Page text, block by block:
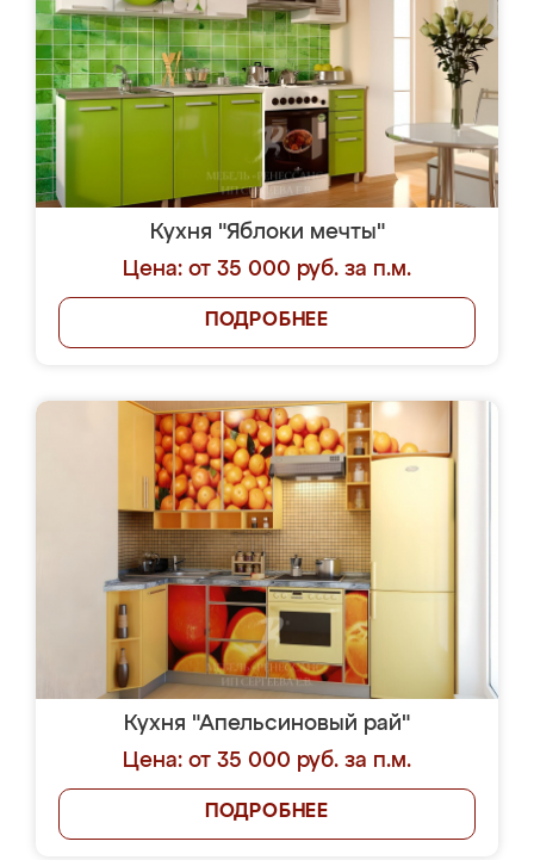
Кухня "Яблоки мечты"
Цена: от 35 000 руб. за п.м.
ПОДРОБНЕЕ
Кухня "Апельсиновый рай"
Цена: от 35 000 руб. за п.м.
ПОДРОБНЕЕ